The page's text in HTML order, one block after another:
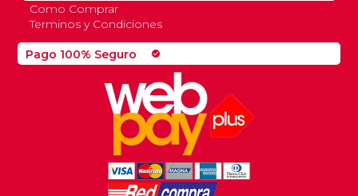
Pago 100% Seguro check_circle
Como Comprar
Terminos y Condiciones